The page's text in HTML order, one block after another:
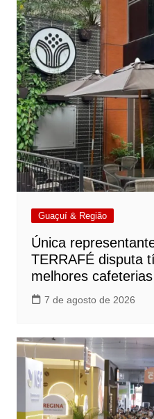
Guaçuí & Região
Única
TERRAFÉ disputa
melhores
7 de agosto de 2026